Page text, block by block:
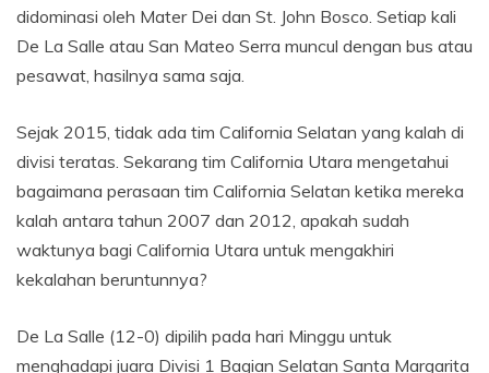
didominasi oleh Mater Dei dan St. John Bosco. Setiap kali
De La Salle atau San Mateo Serra muncul dengan bus atau
pesawat, hasilnya sama saja.
Sejak 2015, tidak ada tim California Selatan yang kalah di
divisi teratas. Sekarang tim California Utara mengetahui
bagaimana perasaan tim California Selatan ketika mereka
kalah antara tahun 2007 dan 2012, apakah sudah
waktunya bagi California Utara untuk mengakhiri
kekalahan beruntunnya?
De La Salle (12-0) dipilih pada hari Minggu untuk
menghadapi juara Divisi 1 Bagian Selatan Santa Margarita